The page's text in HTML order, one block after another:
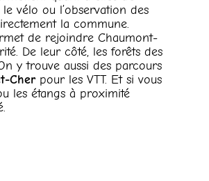
vélo ou l’observation des
la commune.
de rejoindre Chaumont-
De leur côté, les forêts des
y trouve aussi des parcours
Cherpour les VTT. Et si vous
les étangs à proximité